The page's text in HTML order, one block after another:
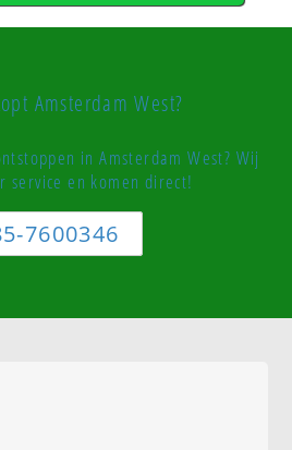
Amsterdam West?
in Amsterdam West? Wij
service en komen direct!
7600346